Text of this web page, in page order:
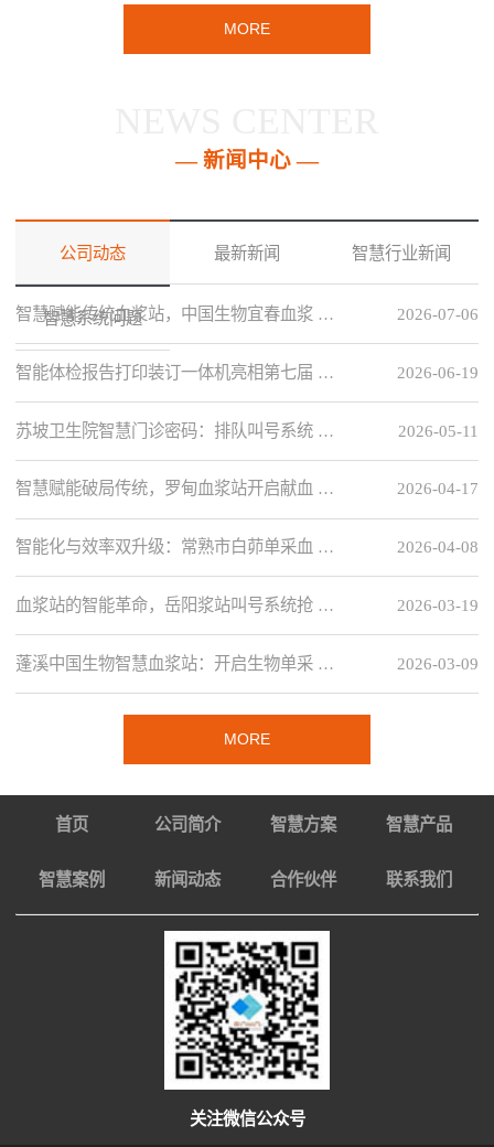
MORE
— 新闻中心 —
公司动态 最新新闻 智慧行业新闻
智慧系统问题 2026-07-06
智慧赋能传统血浆站，中国生物宜春血浆 …
2026-06-19
智能体检报告打印装订一体机亮相第七届 …
2026-05-11
苏坡卫生院智慧门诊密码：排队叫号系统 …
2026-04-17
智慧赋能破局传统，罗甸血浆站开启献血 …
2026-04-08
智能化与效率双升级：常熟市白茆单采血 …
2026-03-19
血浆站的智能革命，岳阳浆站叫号系统抢 …
2026-03-09
蓬溪中国生物智慧血浆站：开启生物单采 …
MORE
首页 公司简介 智慧方案 智慧产品
智慧案例 新闻动态 合作伙伴 联系我们
关注微信公众号